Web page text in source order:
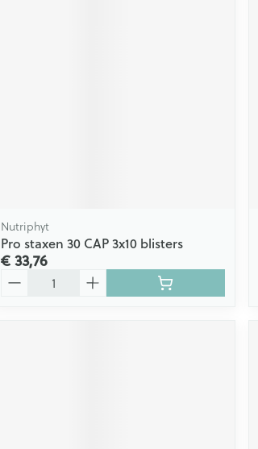
Nutriphyt
Pro staxen 30 CAP 3x10 blisters
€ 33,76